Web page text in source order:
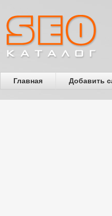
Главная Добавить